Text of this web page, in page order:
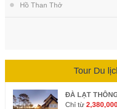
Hồ Than Thở
Tour Du
ĐÀ LẠT
Chỉ từ